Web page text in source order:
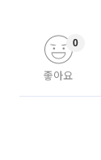
좋아요
0